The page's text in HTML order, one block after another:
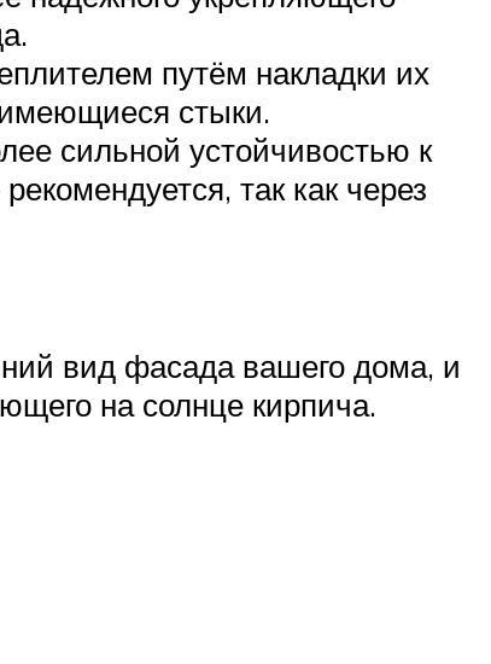
путём накладки их
имеющиеся стыки.
сильной устойчивостью к
так как через
вид фасада вашего дома, и
на солнце кирпича.